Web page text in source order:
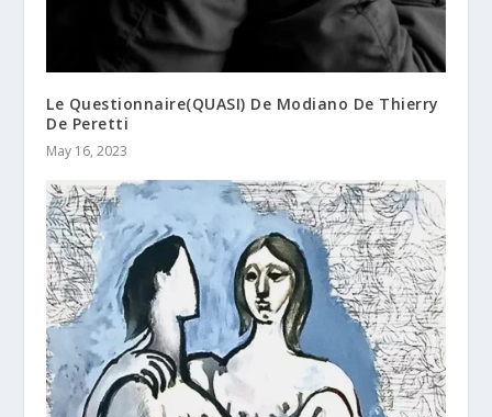
Le Questionnaire(QUASI) De Modiano De Thierry
De Peretti
May 16, 2023